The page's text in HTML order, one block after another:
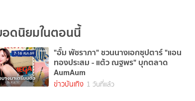
ดนิยมในตอนนี้
"อั้ม พัชราภา" ชวนนางเอกซุปตาร์ "แอน
ทองประสม - แต้ว ณฐพร" บุกตลาด
AumAum
ข่าวบันเทิง 1 วันที่แล้ว